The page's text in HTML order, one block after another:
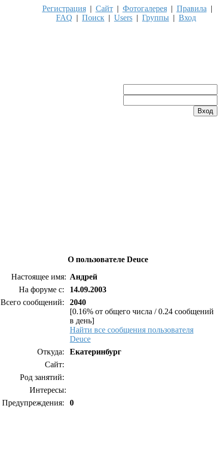
Регистрация| Сайт| Фотогалерея| Правила |
FAQ | Поиск | Users | Группы | Вход
О пользователе Deuce
Настоящее имя: Андрей
На форуме с:
14.09.2003
Всего сообщений:
2040
[0.16% от общего числа / 0.24 сообщений
в день]
Найти все сообщения пользователя
Deuce
Откуда:
Екатеринбург
Сайт:
Род занятий:
Интересы:
Предупреждения:
0